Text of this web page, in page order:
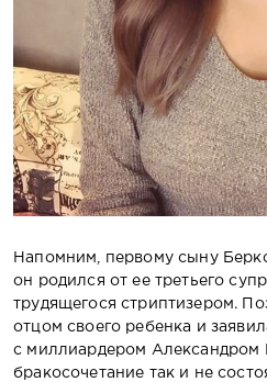
Напомним, первому сыну
он родился от ее третьего
трудящегося стриптизером.
отцом своего ребенка и
с миллиардером Александром
бракосочетание так и не